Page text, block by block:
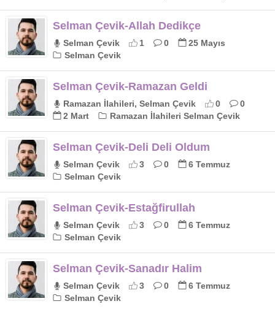
Selman Çevik-Allah Dedikçe
Selman Çevik 1 0
25 Mayıs
Selman Çevik
Selman Çevik-Ramazan Geldi
Ramazan İlahileri, Selman Çevik 0
0
2 Mart
Ramazan İlahileri Selman Çevik
Selman Çevik-Deli Deli Oldum
Selman Çevik 3 0
6 Temmuz
Selman Çevik
Selman Çevik-Estağfirullah
Selman Çevik 3 0
6 Temmuz
Selman Çevik
Selman Çevik-Sanadır Halim
Selman Çevik 3 0
6 Temmuz
Selman Çevik